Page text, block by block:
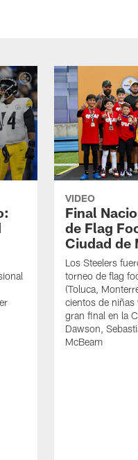
VIDEO
Final
de Flag
Ciudad de
Los Steelers
torneo de flag
(Toluca,
cientos de
gran final en la
Dawson,
McBeam